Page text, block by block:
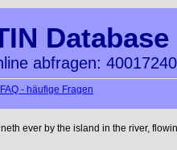
Database
abfragen:
FAQ - häufige Fragen
ever by the island in the river,